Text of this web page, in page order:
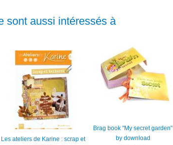
sont aussi intéressés à
Les ateliers de Karine : scrap et
Brag book "My secret garden"
by download